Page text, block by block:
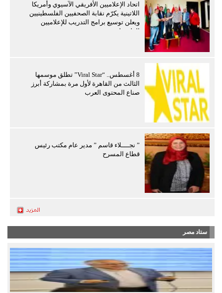
اتحاد الإعلاميين الأفريقي الآسيوي وأمريكا
اللاتينية يكرّم نقابة الصحفيين الفلسطينيين
ويعلن توسيع برامج التدريب للإعلاميين
الفلسطينيين
8 أغسطس.. “Viral Star” تطلق موسمها
الثالث من القاهرة لأول مرة بمشاركة أبرز
صناع المحتوى العرب
” نجــــلاء قاسم ” مدير عام مكتب رئيس
قطاع المسرح
ستاد مصر